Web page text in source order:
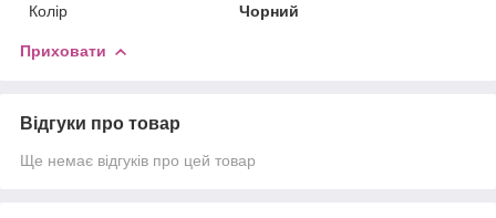
Колір
Чорний
Приховати
Відгуки про товар
Ще немає відгуків про цей товар